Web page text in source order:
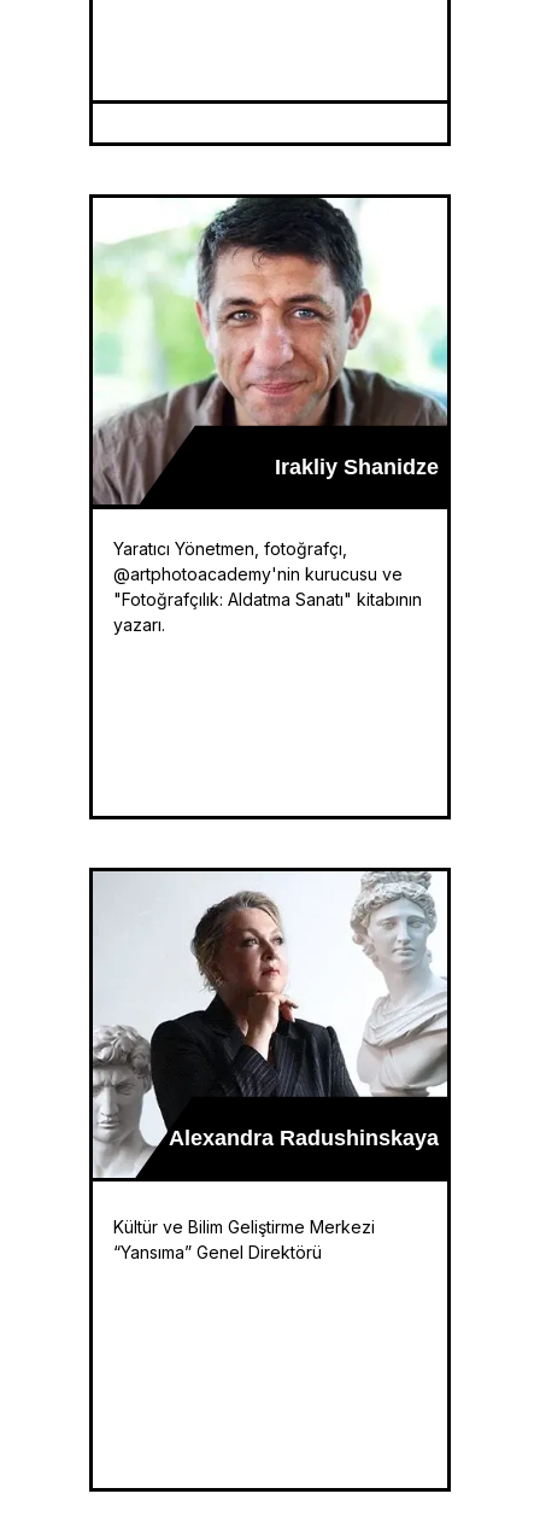
Yaratıcı Yönetmen, fotoğrafçı,
@artphotoacademy'nin kurucusu ve
"Fotoğrafçılık: Aldatma Sanatı" kitabının
yazarı.
Irakliy Shanidze
Kültür ve Bilim Geliştirme Merkezi
“Yansıma” Genel Direktörü
Alexandra Radushinskaya